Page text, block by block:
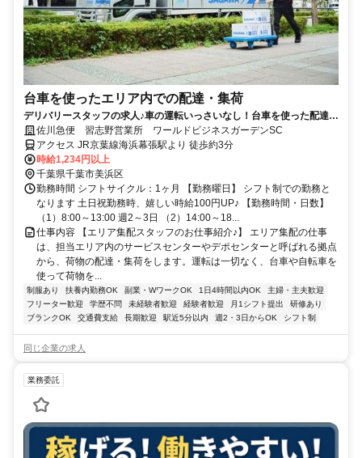
台車を使ったエリア内での配達・集荷
デリバリースタッフの求人♪車の運転いっさいなし！台車を使った配達・
集荷のお仕事
佐川急便 習志野営業所 ワールドビジネスガーデンSC
アクセス JR京葉線海浜幕張駅より 徒歩約3分
時給1,234円以上
千葉県千葉市美浜区
勤務時間 シフトサイクル：1ヶ月 【勤務曜日】 シフト制での勤務と
なります 土日祝勤務時、嬉しい時給100円UP♪ 【勤務時間・日数】
（1）8:00～13:00 週2～3日 （2）14:00～18...
仕事内容 【エリア集配スタッフのお仕事紹介♪】 エリア集配の仕事
は、担当エリア内のサービスセンターやデポセンターと呼ばれる拠点
から、荷物の配達・集荷をします。運転は一切なく、台車や自転車を
使って荷物を...
制服あり 扶養内勤務OK 副業・WワークOK 1日4時間以内OK
主婦・主夫歓迎
フリーター歓迎
学歴不問 未経験者歓迎 経験者歓迎 月1シフト提出
研修あり
ブランクOK
交通費支給 長期歓迎 駅近5分以内 週2・3日からOK シフト制
同じ企業の求人
業務委託